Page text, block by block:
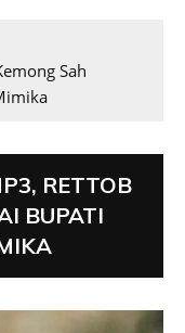
Sah
RETTOB
BUPATI